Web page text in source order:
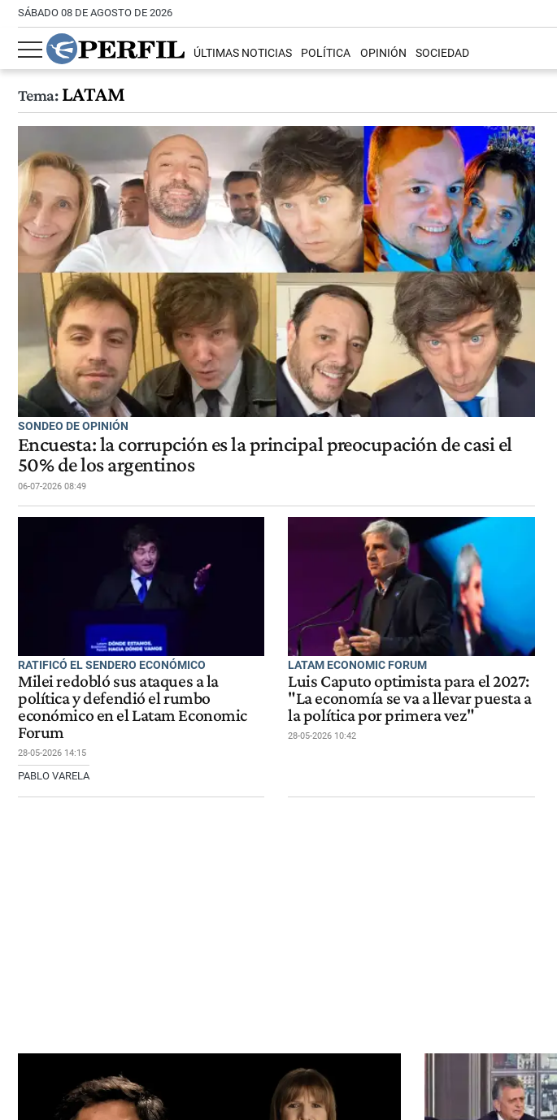
SÁBADO 08 DE AGOSTO DE 2026
ÚLTIMAS NOTICIAS POLÍTICA OPINIÓN SOCIEDAD
Tema:LATAM
SONDEO DE OPINIÓN
Encuesta: la corrupción es la principal preocupación de casi el
50% de los argentinos
06-07-2026 08:49
RATIFICÓ EL SENDERO ECONÓMICO
Milei redobló sus ataques a la
política y defendió el rumbo
económico en el Latam Economic
Forum
28-05-2026 14:15
PABLO VARELA
LATAM ECONOMIC FORUM
Luis Caputo optimista para el 2027:
"La economía se va a llevar puesta a
la política por primera vez"
28-05-2026 10:42